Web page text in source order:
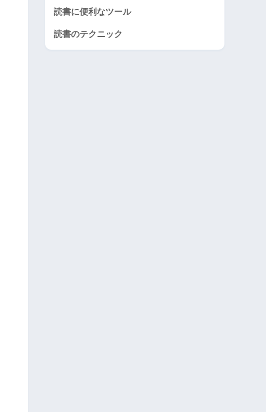
読書に便利なツール
読書のテクニック